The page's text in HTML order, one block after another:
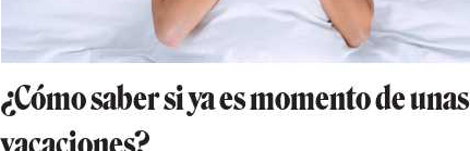
¿Cómo saber si ya es momento de unas